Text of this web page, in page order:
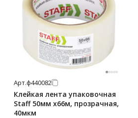
Арт.ф440082
Клейкая лента упаковочная
Staff 50мм х66м, прозрачная,
40мкм